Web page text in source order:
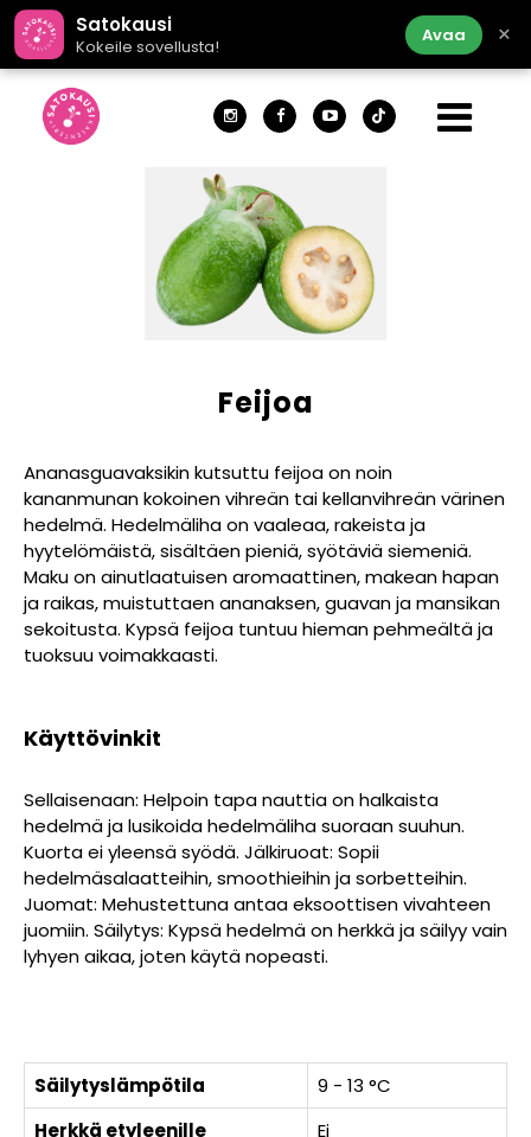
Satokausi
Kokeile sovellusta!
Avaa ×
Feijoa
Ananasguavaksikin kutsuttu feijoa on noin
kananmunan kokoinen vihreän tai kellanvihreän värinen
hedelmä. Hedelmäliha on vaaleaa, rakeista ja
hyytelömäistä, sisältäen pieniä, syötäviä siemeniä.
Maku on ainutlaatuisen aromaattinen, makean hapan
ja raikas, muistuttaen ananaksen, guavan ja mansikan
sekoitusta. Kypsä feijoa tuntuu hieman pehmeältä ja
tuoksuu voimakkaasti.
Käyttövinkit
Sellaisenaan: Helpoin tapa nauttia on halkaista
hedelmä ja lusikoida hedelmäliha suoraan suuhun.
Kuorta ei yleensä syödä. Jälkiruoat: Sopii
hedelmäsalaatteihin, smoothieihin ja sorbetteihin.
Juomat: Mehustettuna antaa eksoottisen vivahteen
juomiin. Säilytys: Kypsä hedelmä on herkkä ja säilyy vain
lyhyen aikaa, joten käytä nopeasti.
Säilytyslämpötila
9 - 13 °C
Herkkä etyleenille
Ei